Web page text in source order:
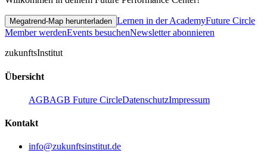
Megatrend-Map herunterladen Lernen in der AcademyFuture Circle
Member werdenEvents besuchenNewsletter abonnieren
zukunftsInstitut
Übersicht
AGBAGB Future CircleDatenschutzImpressum
Kontakt
info@zukunftsinstitut.de